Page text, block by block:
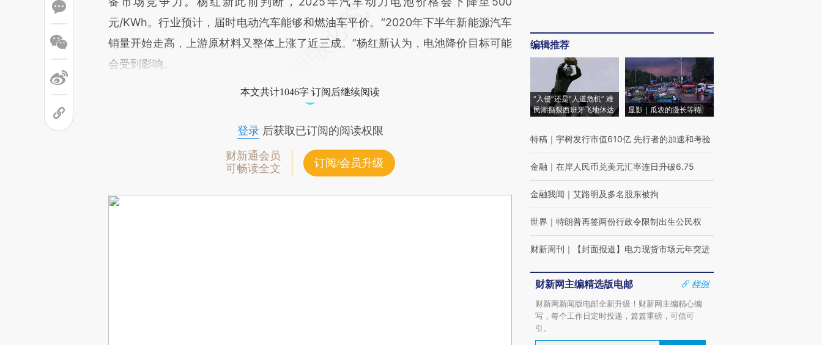
元/KWh。行业预计，届时电动汽车能够和燃油车平价。“2020年下半年新能源汽车
销量开始走高，上游原材料又整体上涨了近三成。”杨红新认为，电池降价目标可能
会受到影响。
本文共计1046字 订阅后继续阅读
登录后获取已订阅的阅读权限
财新通会员
可畅读全文
订阅/会员升级
编辑推荐
“入侵”还是“人道危机” 难
民潮撕裂西班牙飞地休达
显影｜瓜农的漫长等待
特稿 ｜ 宇树发行市值610亿 先行者的加速和考验
金融 ｜ 在岸人民币兑美元汇率连日升破6.75
金融我闻 ｜ 艾路明及多名股东被拘
世界 ｜ 特朗普再签两份行政令限制出生公民权
财新周刊 ｜ 【封面报道】电力现货市场元年突进
财新网主编精选版电邮
样例
财新网新闻版电邮全新升级！财新网主编精心编
写，每个工作日定时投递，篇篇重磅，可信可
引。